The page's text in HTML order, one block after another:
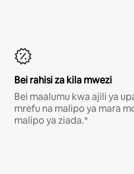
Bei rahisi za kila mwezi
Bei maalumu kwa ajili ya
mrefu na malipo ya mara
malipo ya ziada.*